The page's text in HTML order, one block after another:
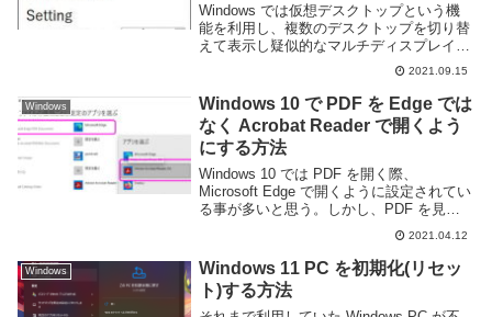
Windows では仮想デスクトップという機
能を利用し、複数のデスクトップを切り替
えて表示し疑似的なマルチディスプレイを
実現することができる。しかし 利用の際
にはタスクバーに表示されているタスクビ
ューボタンを押すか Win+Tab や Wi...
2021.09.15
Windows
Windows 10 で PDF を Edge では
なく Acrobat Reader で開くよう
にする方法
Windows 10 では PDF を開く際、
Microsoft Edge で開くように設定されてい
る事が多いと思う。しかし、PDF を見る
際には Adobe Acrobat Reader のほうが高
機能で便利なこともある。このページでは
...
2021.04.12
Windows
Windows 11 PC を初期化(リセッ
ト)する方法